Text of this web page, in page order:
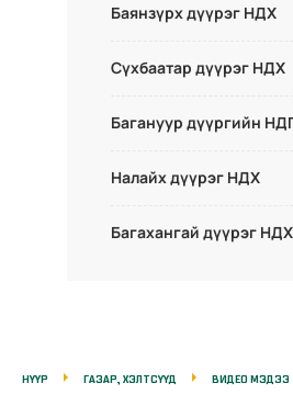
Баянзүрх дүүрэг НДХ
Сүхбаатар дүүрэг НДХ
Багануур дүүргийн
Налайх дүүрэг НДХ
Багахангай дүүрэг НДХ
НҮҮР ГАЗАР, ХЭЛТСҮҮД ВИДЕО МЭДЭЭ